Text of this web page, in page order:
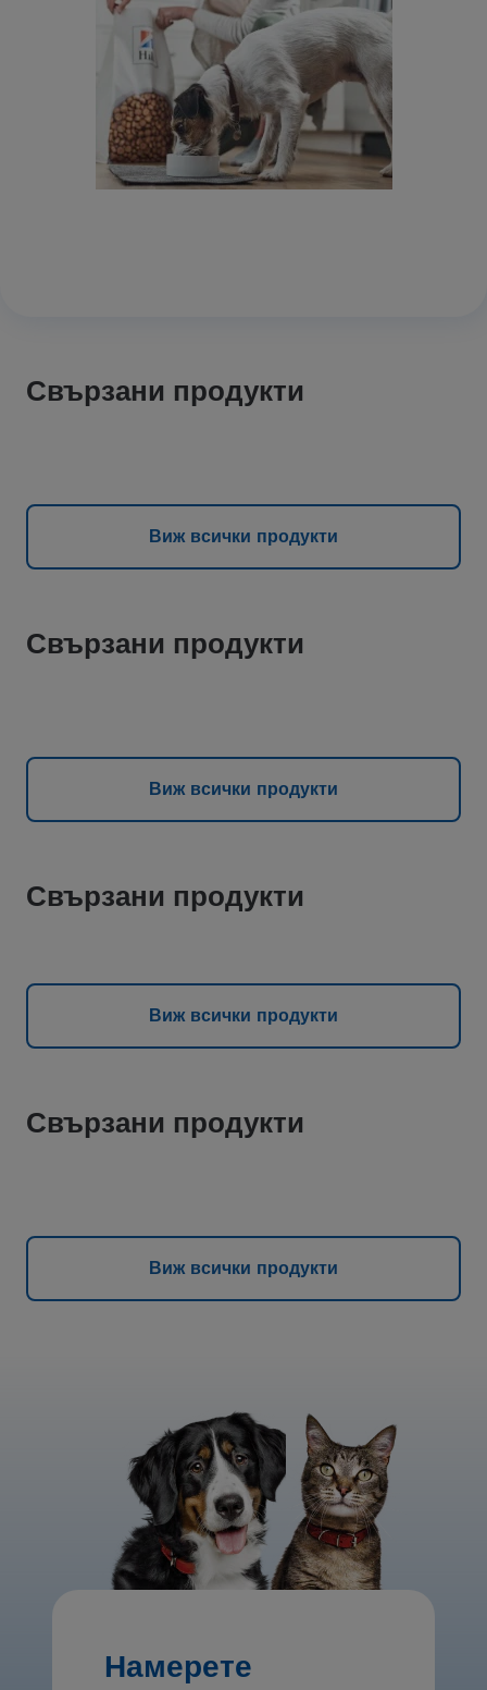
Свързани продукти
Виж всички продукти
Свързани продукти
Виж всички продукти
Свързани продукти
Виж всички продукти
Свързани продукти
Виж всички продукти
Намерете